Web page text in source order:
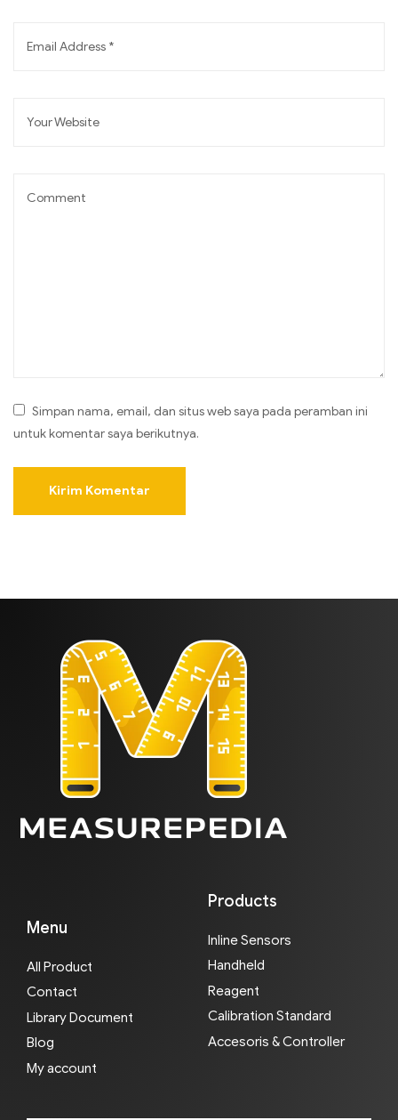
Simpan nama, email, dan situs web saya pada peramban ini
untuk komentar saya berikutnya.
Menu
All Product
Contact
Library Document
Blog
My account
Products
Inline Sensors
Handheld
Reagent
Calibration Standard
Accesoris & Controller